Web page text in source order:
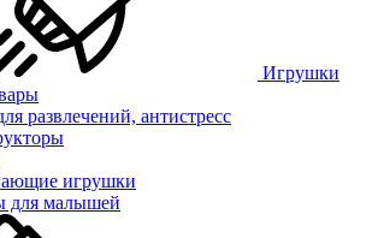
Игрушки
развлечений, антистресс
игрушки
для малышей